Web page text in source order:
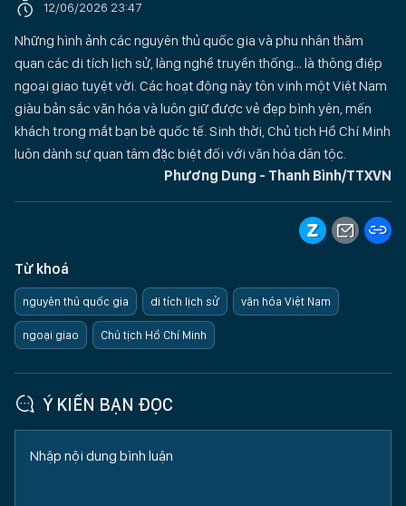
12/06/2026 23:47
Những hình ảnh các nguyên thủ quốc gia và phu nhân thăm
quan các di tích lịch sử, làng nghề truyền thống… là thông điệp
ngoại giao tuyệt vời. Các hoạt động này tôn vinh một Việt Nam
giàu bản sắc văn hóa và luôn giữ được vẻ đẹp bình yên, mến
khách trong mắt bạn bè quốc tế. Sinh thời, Chủ tịch Hồ Chí Minh
luôn dành sự quan tâm đặc biệt đối với văn hóa dân tộc.
Phương Dung - Thanh Bình/TTXVN
Từ khoá
nguyên thủ quốc gia di tích lịch sử văn hóa Việt Nam
ngoại giao Chủ tịch Hồ Chí Minh
Ý KIẾN BẠN ĐỌC